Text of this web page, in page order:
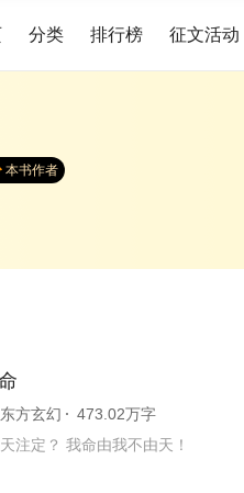
分类 排行榜 征文活动
本书作者
东方玄幻
473.02万字
注定？ 我命由我不由天！